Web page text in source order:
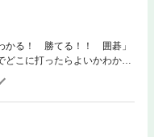
かる！ 勝てる！！ 囲碁」
どこに打ったらよいかわから
たらよいのかを、布石と定
石に正解はないが、失敗は
は、「シマリ」や「ヒラキ」
目の基本定石を理解するこ